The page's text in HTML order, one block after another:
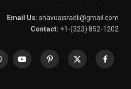
Email Us: shavuaisraeli@gmail.com
Contact: +1-(323) 852-1202
Facebook
X
Pinterest